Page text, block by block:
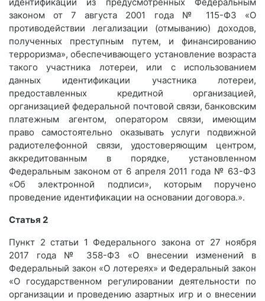
законом от 7 августа 2001 года № 115-ФЗ «О
противодействии легализации (отмыванию) доходов,
полученных преступным путем, и финансированию
терроризма», обеспечивающего установление возраста
такого участника лотереи, или с использованием
данных идентификации участника лотереи,
предоставленных кредитной организацией,
организацией федеральной почтовой связи, банковским
платежным агентом, оператором связи, имеющим
право самостоятельно оказывать услуги подвижной
радиотелефонной связи, удостоверяющим центром,
аккредитованным в порядке, установленном
Федеральным законом от 6 апреля 2011 года № 63-ФЗ
«Об электронной подписи», которым поручено
проведение идентификации на основании договора.».
Статья 2
Пункт 2 статьи 1 Федерального закона от 27 ноября
2017 года № 358-ФЗ «О внесении изменений в
Федеральный закон «О лотереях» и Федеральный закон
«О государственном регулировании деятельности по
организации и проведению азартных игр и о внесении